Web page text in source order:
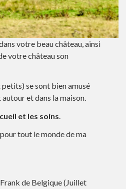
votre beau château, ainsi
votre château son
se sont bien amusé
et dans la maison.
et les soins.
tout le monde de ma
de Belgique (Juillet